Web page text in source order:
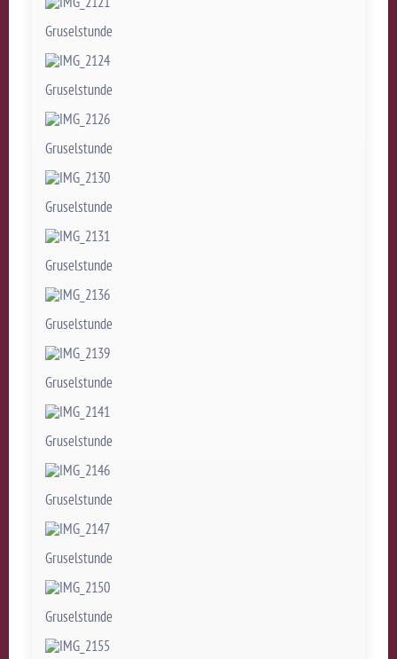
Gruselstunde
Gruselstunde
Gruselstunde
Gruselstunde
Gruselstunde
Gruselstunde
Gruselstunde
Gruselstunde
Gruselstunde
Gruselstunde
Gruselstunde